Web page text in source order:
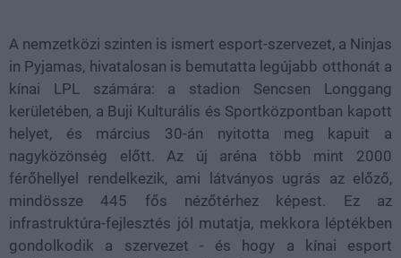
A nemzetközi szinten is ismert esport-szervezet, a Ninjas
in Pyjamas, hivatalosan is bemutatta legújabb otthonát a
kínai LPL számára: a stadion Sencsen Longgang
kerületében, a Buji Kulturális és Sportközpontban kapott
helyet, és március 30-án nyitotta meg kapuit a
nagyközönség előtt. Az új aréna több mint 2000
férőhellyel rendelkezik, ami látványos ugrás az előző,
mindössze 445 fős nézőtérhez képest. Ez az
infrastruktúra-fejlesztés jól mutatja, mekkora léptékben
gondolkodik a szervezet - és hogy a kínai esport